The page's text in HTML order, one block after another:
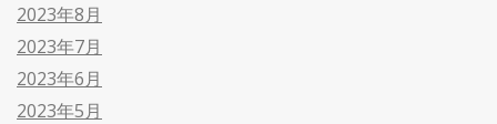
2023年8月
2023年7月
2023年6月
2023年5月